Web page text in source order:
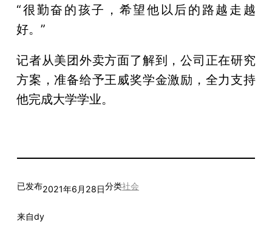
“很勤奋的孩子，希望他以后的路越走越
好。”
记者从美团外卖方面了解到，公司正在研究
方案，准备给予王威奖学金激励，全力支持
他完成大学学业。
已发布2021年6月28日分类社会
来自dy